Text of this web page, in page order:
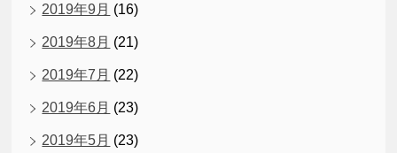
2019年9月 (16)
2019年8月 (21)
2019年7月 (22)
2019年6月 (23)
2019年5月 (23)